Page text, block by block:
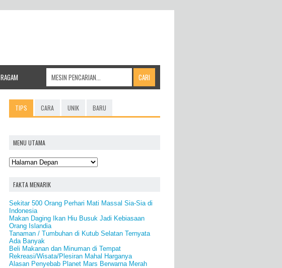
RAGAM
TIPS CARA UNIK BARU
MENU UTAMA
FAKTA MENARIK
Sekitar 500 Orang Perhari Mati Massal Sia-Sia di
Indonesia
Makan Daging Ikan Hiu Busuk Jadi Kebiasaan
Orang Islandia
Tanaman / Tumbuhan di Kutub Selatan Ternyata
Ada Banyak
Beli Makanan dan Minuman di Tempat
Rekreasi/Wisata/Plesiran Mahal Harganya
Alasan Penyebab Planet Mars Berwarna Merah